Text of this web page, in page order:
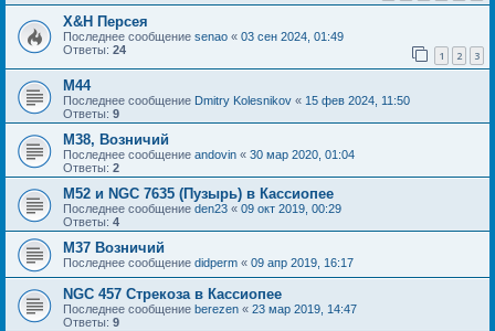
X&H Персея
Последнее сообщение senao « 03 сен 2024, 01:49
Ответы: 24 1 2 3
M44
Последнее сообщение Dmitry Kolesnikov « 15 фев 2024, 11:50
Ответы: 9
M38, Возничий
Последнее сообщение andovin « 30 мар 2020, 01:04
Ответы: 2
M52 и NGC 7635 (Пузырь) в Кассиопее
Последнее сообщение den23 « 09 окт 2019, 00:29
Ответы: 4
M37 Возничий
Последнее сообщение didperm « 09 апр 2019, 16:17
NGC 457 Стрекоза в Кассиопее
Последнее сообщение berezen « 23 мар 2019, 14:47
Ответы: 9